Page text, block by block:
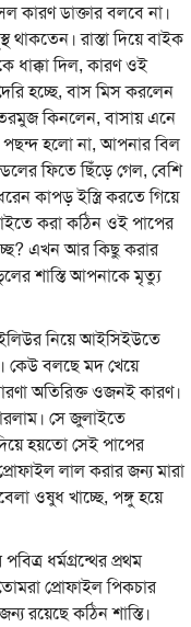
কারণ ডাক্তার বলবে না।
রাস্তা দিয়ে বাইক
ধাক্কা দিল, কারণ ওই
হচ্ছে, বাস মিস করলেন
কিনলেন, বাসায় এনে
পছন্দ হলো না, আপনার বিল
ফিতে ছিঁড়ে গেল, বেশি
কাপড় ইস্ত্রি করতে গিয়ে
করা কঠিন ওই পাপের
এখন আর কিছু করার
শাস্তি আপনাকে মৃত্যু
নিয়ে আইসিইউতে
কেউ বলছে মদ খেয়ে
অতিরিক্ত ওজনই কারণ।
সে জুলাইতে
হয়তো সেই পাপের
লাল করার জন্য মারা
ওষুধ খাচ্ছে, পঙ্গু হয়ে
ধর্মগ্রন্থের প্রথম
প্রোফাইল পিকচার
রয়েছে কঠিন শাস্তি।